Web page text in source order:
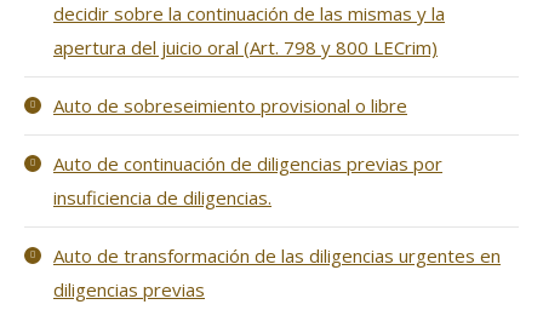
decidir sobre la continuación de las mismas y la
apertura del juicio oral (Art. 798 y 800 LECrim)
Auto de sobreseimiento provisional o libre
Auto de continuación de diligencias previas por
insuficiencia de diligencias.
Auto de transformación de las diligencias urgentes en
diligencias previas